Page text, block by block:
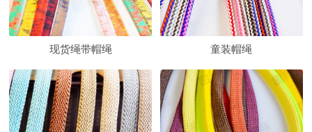
现货绳带帽绳 童装帽绳